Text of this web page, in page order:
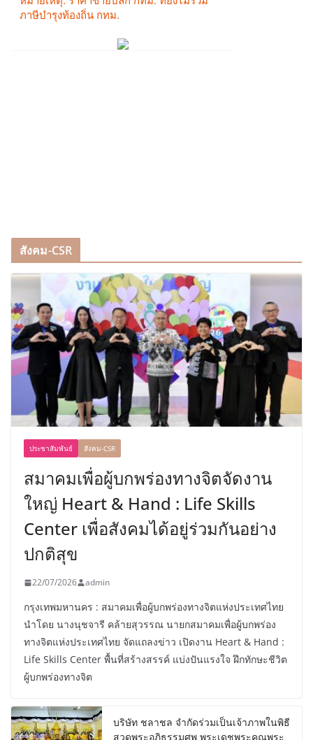
สังคม-CSR
ประชาสัมพันธ์ สังคม-CSR
สมาคมเพื่อผู้บกพร่องทางจิตจัดงาน
ใหญ่ Heart & Hand : Life Skills
Center เพื่อสังคมได้อยู่ร่วมกันอย่าง
ปกติสุข
22/07/2026 admin
กรุงเทพมหานคร : สมาคมเพื่อผู้บกพร่องทางจิตแห่งประเทศไทย
นำโดย นางนุชจารี คล้ายสุวรรณ นายกสมาคมเพื่อผู้บกพร่อง
ทางจิตแห่งประเทศไทย จัดแถลงข่าว เปิดงาน Heart & Hand :
Life Skills Center พื้นที่สร้างสรรค์ แบ่งปันแรงใจ ฝึกทักษะชีวิต
ผู้บกพร่องทางจิต
บริษัท ชลาชล จำกัดร่วมเป็นเจ้าภาพในพิธี
สวดพระอภิธรรมศพ พระเดชพระคุณพระ